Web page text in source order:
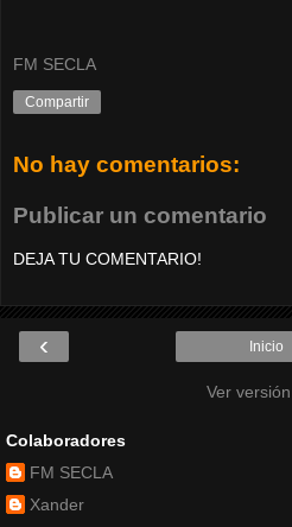
FM SECLA
Compartir
No hay comentarios:
Publicar un comentario
DEJA TU COMENTARIO!
‹ Inicio
Ver
Colaboradores
FM SECLA
Xander